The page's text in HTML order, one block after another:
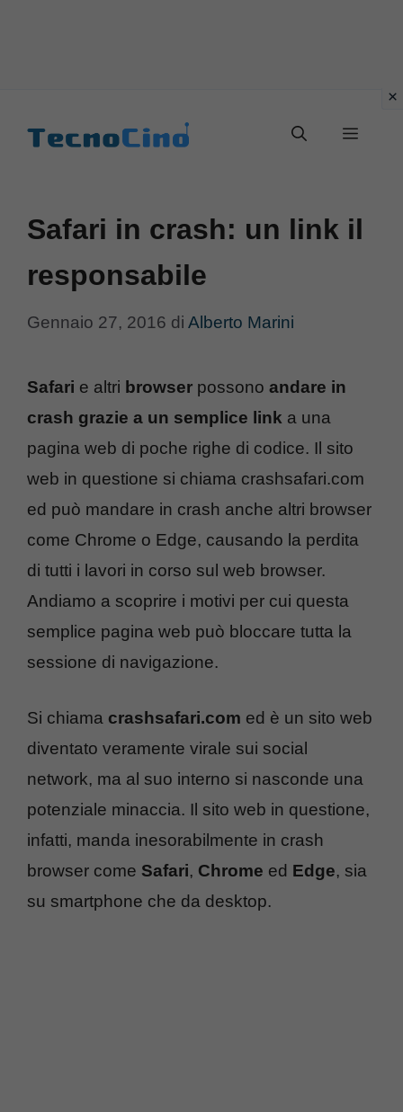
Menu
Safari in crash: un link il
responsabile
Gennaio 27, 2016 di Alberto Marini
Safari e altri browser possono andare in
crash grazie a un semplice link a una
pagina web di poche righe di codice. Il sito
web in questione si chiama crashsafari.com
ed può mandare in crash anche altri browser
come Chrome o Edge, causando la perdita
di tutti i lavori in corso sul web browser.
Andiamo a scoprire i motivi per cui questa
semplice pagina web può bloccare tutta la
sessione di navigazione.
Si chiama crashsafari.com ed è un sito web
diventato veramente virale sui social
network, ma al suo interno si nasconde una
potenziale minaccia. Il sito web in questione,
infatti, manda inesorabilmente in crash
browser come Safari, Chrome ed Edge, sia
su smartphone che da desktop.